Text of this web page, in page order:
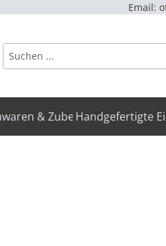
Email:
& ZubehörHandgefertigte